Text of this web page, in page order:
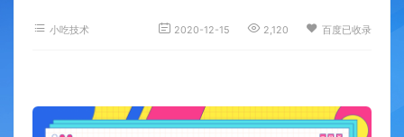
小吃技术 2020-12-15 2,120 百度已收录